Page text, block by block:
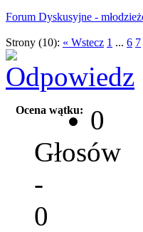
Forum Dyskusyjne -
Strony (10): « Wstecz 1 ... 6 7
Ocena wątku:
0
Głosów
-
0